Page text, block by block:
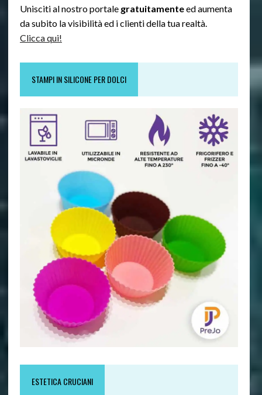
Unisciti al nostro portale gratuitamenteed aumenta
da subito la visibilità ed i clienti della tua realtà.
Clicca qui!
STAMPI IN SILICONE PER DOLCI
ESTETICA CRUCIANI